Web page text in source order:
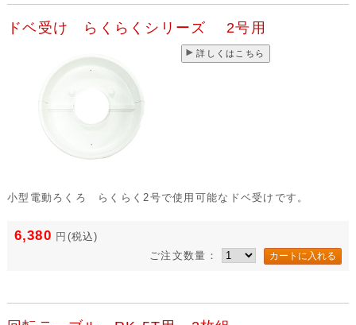
ドベ受け らくらくシリーズ 2号用
詳しくはこちら
小型電動ろくろ らくらく2号で使用可能なドベ受けです。
6,380 円 (税込)
ご注文数量：